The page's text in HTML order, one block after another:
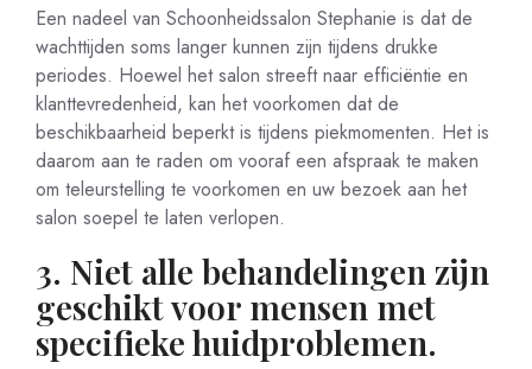
Een nadeel van Schoonheidssalon Stephanie is dat de
wachttijden soms langer kunnen zijn tijdens drukke
periodes. Hoewel het salon streeft naar efficiëntie en
klanttevredenheid, kan het voorkomen dat de
beschikbaarheid beperkt is tijdens piekmomenten. Het is
daarom aan te raden om vooraf een afspraak te maken
om teleurstelling te voorkomen en uw bezoek aan het
salon soepel te laten verlopen.
3. Niet alle behandelingen zijn
geschikt voor mensen met
specifieke huidproblemen.